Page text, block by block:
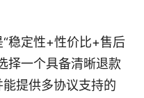
稳定性+性价比+售后
择一个具备清晰退款
提供多协议支持的